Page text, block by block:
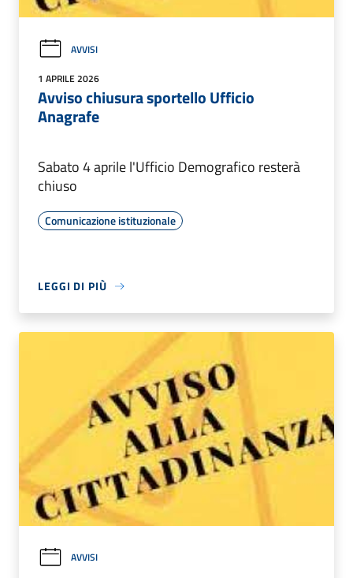
AVVISI
1 APRILE 2026
Avviso chiusura sportello Ufficio
Anagrafe
Sabato 4 aprile l'Ufficio Demografico resterà
chiuso
Comunicazione istituzionale
LEGGI DI PIÙ
AVVISI